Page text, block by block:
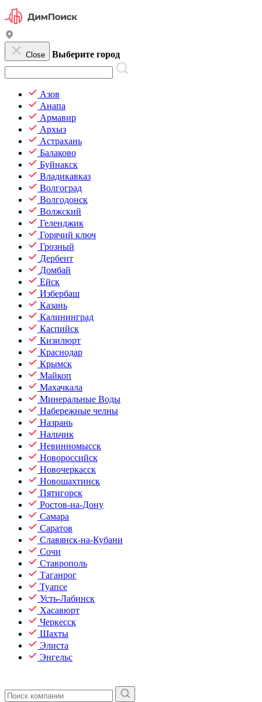
Close Выберите город
Азов
Анапа
Армавир
Архыз
Астрахань
Балаково
Буйнакск
Владикавказ
Волгоград
Волгодонск
Волжский
Геленджик
Горячий ключ
Грозный
Дербент
Домбай
Ейск
Избербаш
Казань
Калининград
Каспийск
Кизилюрт
Краснодар
Крымск
Майкоп
Махачкала
Минеральные Воды
Набережные челны
Назрань
Нальчик
Невинномысск
Новороссийск
Новочеркасск
Новошахтинск
Пятигорск
Ростов-на-Дону
Самара
Саратов
Славянск-на-Кубани
Сочи
Ставрополь
Таганрог
Туапсе
Усть-Лабинск
Хасавюрт
Черкесск
Шахты
Элиста
Энгельс